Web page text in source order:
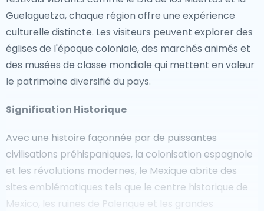
Guelaguetza, chaque région offre une expérience
culturelle distincte. Les visiteurs peuvent explorer des
églises de l'époque coloniale, des marchés animés et
des musées de classe mondiale qui mettent en valeur
le patrimoine diversifié du pays.
Signification Historique
Avec une histoire façonnée par de puissantes
civilisations préhispaniques, la colonisation espagnole
et les révolutions modernes, le Mexique abrite des
sites emblématiques tels que le centre historique de
Mexico, les ruines de Palenque et les grandes